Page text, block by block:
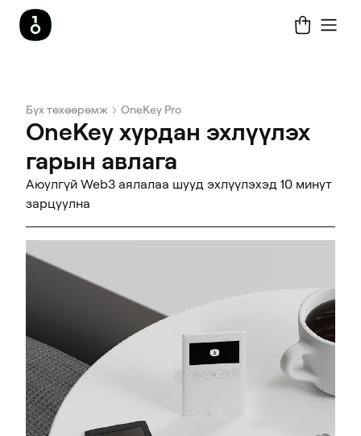
Бүх төхөөрөмж OneKey Pro
OneKey хурдан эхлүүлэх
гарын авлага
Аюулгүй Web3 аялалаа шууд эхлүүлэхэд 10 минут
зарцуулна